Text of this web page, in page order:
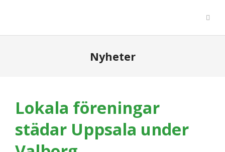
Nyheter
Lokala föreningar
städar Uppsala under